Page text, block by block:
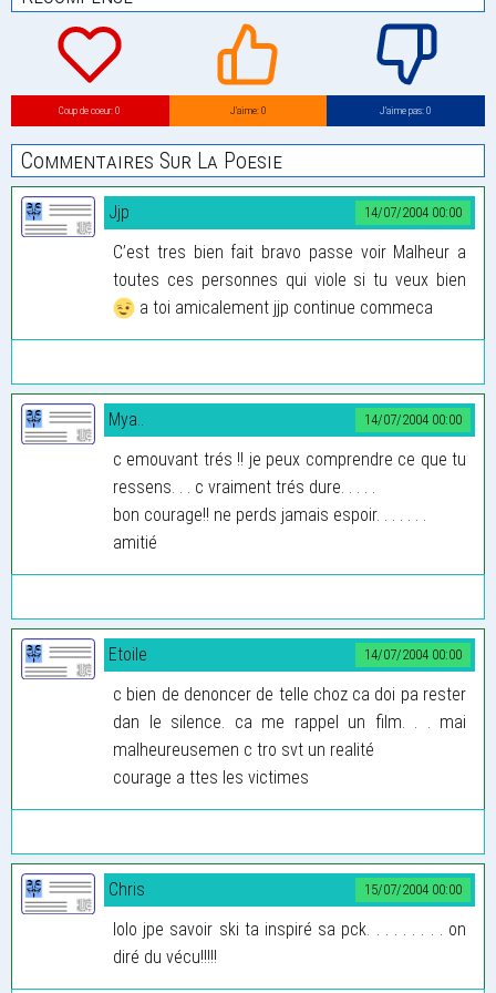
Coup de coeur: 0 J’aime: 0 J’aime pas: 0
Commentaires Sur La Poesie
14/07/2004 00:00
Jjp
C’est tres bien fait bravo passe voir Malheur a
toutes ces personnes qui viole si tu veux bien
a toi amicalement jjp continue commeca
14/07/2004 00:00
Mya..
c emouvant trés !! je peux comprendre ce que tu
ressens. . . c vraiment trés dure. . . . .
bon courage!! ne perds jamais espoir. . . . . . .
amitié
14/07/2004 00:00
Etoile
c bien de denoncer de telle choz ca doi pa rester
dan le silence. ca me rappel un film. . . mai
malheureusemen c tro svt un realité
courage a ttes les victimes
15/07/2004 00:00
Chris
lolo jpe savoir ski ta inspiré sa pck. . . . . . . . . on
diré du vécu!!!!!